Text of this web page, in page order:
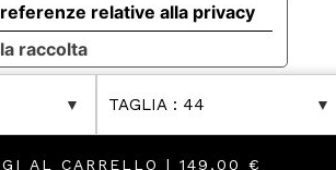
TAGLIA : 44
AL CARRELLO | 149,00 €
raccolta
relative alla privacy